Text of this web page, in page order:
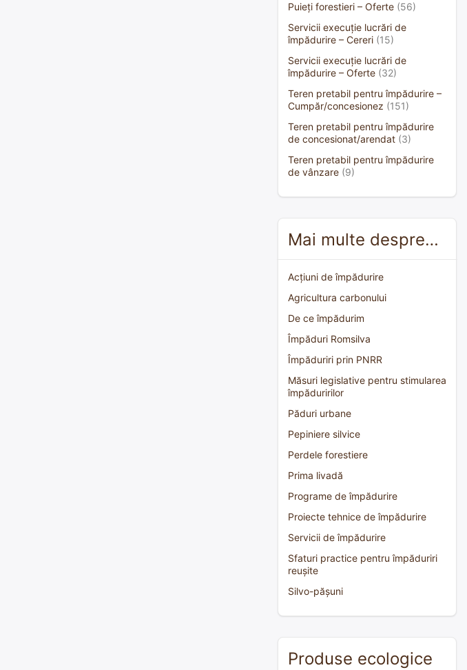
Puieți forestieri – Oferte (56)
Servicii execuție lucrări de
împădurire – Cereri (15)
Servicii execuție lucrări de
împădurire – Oferte (32)
Teren pretabil pentru împădurire –
Cumpăr/concesionez (151)
Teren pretabil pentru împădurire
de concesionat/arendat (3)
Teren pretabil pentru împădurire
de vânzare (9)
Mai multe despre…
Acțiuni de împădurire
Agricultura carbonului
De ce împădurim
Împăduri Romsilva
Împăduriri prin PNRR
Măsuri legislative pentru stimularea
împăduririlor
Păduri urbane
Pepiniere silvice
Perdele forestiere
Prima livadă
Programe de împădurire
Proiecte tehnice de împădurire
Servicii de împădurire
Sfaturi practice pentru împăduriri
reușite
Silvo-pășuni
Produse ecologice